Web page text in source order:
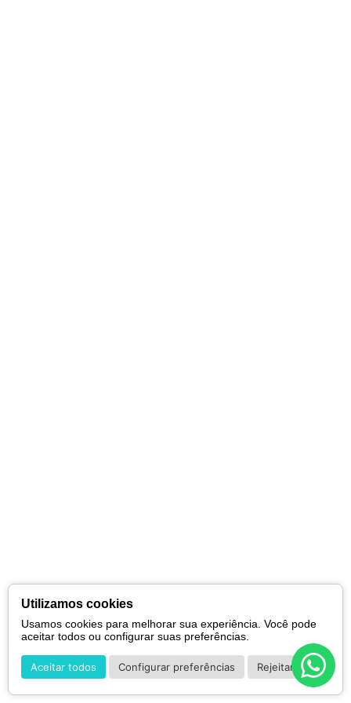
Utilizamos cookies
Usamos cookies para melhorar sua experiência. Você pode
aceitar todos ou configurar suas preferências.
Aceitar todos Configurar preferências Rejeitar